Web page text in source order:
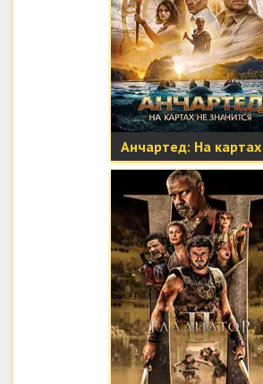
Анчартед: На
значится